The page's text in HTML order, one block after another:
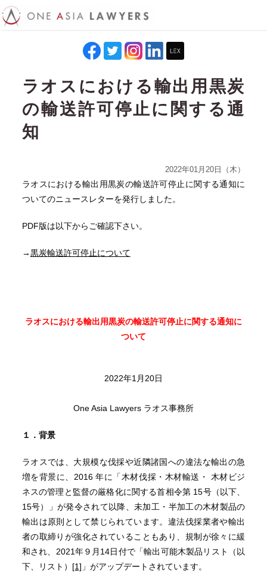
ラオスにおける輸出用黒炭
の輸送許可停止に関する通
知
2022年01月20日（木）
ラオスにおける輸出用黒炭の輸送許可停止に関する通知に
ついてのニュースレターを発行しました。
PDF版は以下からご確認下さい。
→黒炭輸送許可停止について
ラオスにおける輸出用黒炭の輸送許可停止に関する通知に
ついて
2022年1月20日
One Asia Lawyers ラオス事務所
１．背景
ラオスでは、大規模な伐採や近隣諸国への違法な輸出の急
増を背景に、2016 年に「木材伐採・木材輸送・ 木材ビジ
ネスの管理と監督の厳格化に関する首相令第 15号（以下、
15号）」が発令されて以降、未加工・半加工の木材製品の
輸出は原則として禁じられています。違法伐採業者や輸出
者の取締りが強化されていることもあり、規制が徐々に緩
和され、2021年９月14日付で「輸出可能木製品リスト（以
下、リスト） [1] 」がアップデートされています。